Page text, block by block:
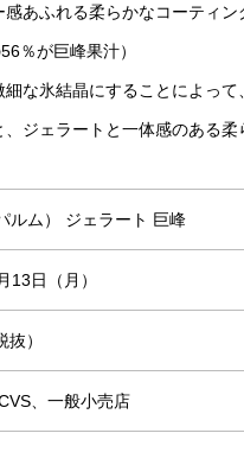
あふれる柔らかなコーティ
％が巨峰果汁）
な氷結晶にすることによっ
ジェラートと一体感のある柔
ルム） ジェラート 巨峰
13日（月）
）
、一般小売店